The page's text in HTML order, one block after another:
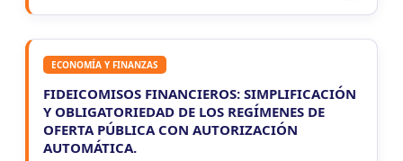
ECONOMÍA Y FINANZAS
FIDEICOMISOS FINANCIEROS: SIMPLIFICACIÓN
Y OBLIGATORIEDAD DE LOS REGÍMENES DE
OFERTA PÚBLICA CON AUTORIZACIÓN
AUTOMÁTICA.